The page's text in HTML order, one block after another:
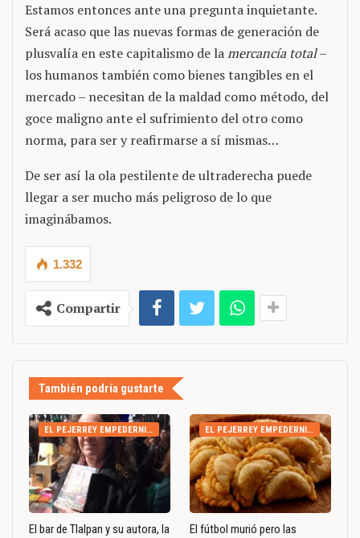
Estamos entonces ante una pregunta inquietante.
Será acaso que las nuevas formas de generación de
plusvalía en este capitalismo de lamercancía total–
los humanos también como bienes tangibles en el
mercado – necesitan de la maldad como método, del
goce maligno ante el sufrimiento del otro como
norma, para ser y reafirmarse a sí mismas…
De ser así la ola pestilente de ultraderecha puede
llegar a ser mucho más peligroso de lo que
imaginábamos.
1.332
Compartir
También podría gustarte
EL PEJERREY EMPEDERNIDO
El bar de Tlalpan y su autora, la
EL PEJERREY EMPEDERNIDO
El fútbol murió pero las